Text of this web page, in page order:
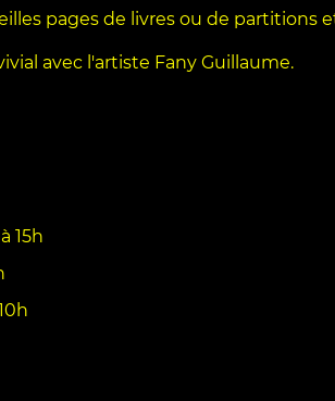
pages de livres ou de partitions
avec l'artiste Fany Guillaume.
15h